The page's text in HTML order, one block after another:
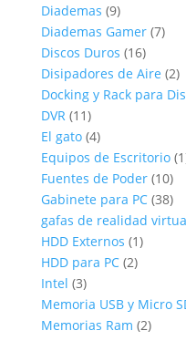
Diademas 99
productos
Diademas Gamer 77
Discos Duros 1616
Disipadores de Aire 22
Docking y Rack para
DVR 1111
productos
El gato 44
productos
Equipos de Escritorio 1
Fuentes de Poder 1010
Gabinete para PC 3838
gafas de realidad
HDD Externos 11
HDD para PC 22
Intel 33
productos
Memoria USB y Micro
Memorias Ram 22